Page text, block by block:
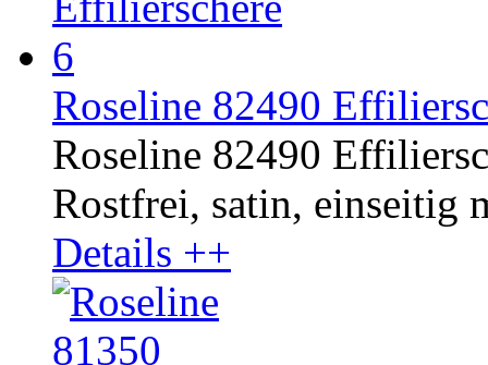
Roseline 82490
Roseline 82490
Rostfrei, satin, einseitig
Details ++